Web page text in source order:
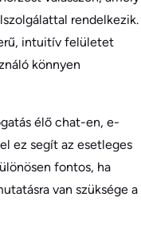
rendelkezik.
intuitív felületet
könnyen
élő chat-en, e-
ez segít az esetleges
fontos, ha
van szüksége a